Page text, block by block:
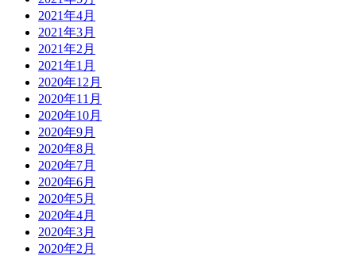
2021年4月
2021年3月
2021年2月
2021年1月
2020年12月
2020年11月
2020年10月
2020年9月
2020年8月
2020年7月
2020年6月
2020年5月
2020年4月
2020年3月
2020年2月